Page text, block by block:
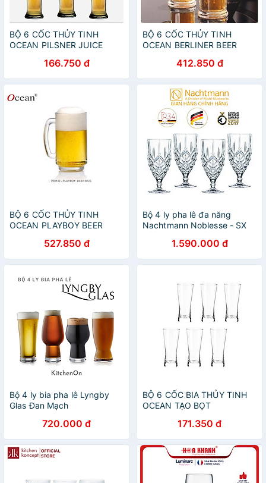
BỘ 6 CỐC THỦY TINH
OCEAN PILSNER JUICE
166.750 đ
BỘ 6 CỐC THỦY TINH
OCEAN BERLINER BEER
412.850 đ
BỘ 6 CỐC THỦY TINH
OCEAN PLAYBOY BEER
527.850 đ
Bộ 4 ly pha lê đa năng
Nachtmann Noblesse - SX
100% (kèm ảnh thật)
1.590.000 đ
Bộ 4 ly bia pha lê Lyngby
Glas Đan Mạch
720.000 đ
BỘ 6 CỐC BIA THỦY TINH
OCEAN TẠO BỌT
171.350 đ